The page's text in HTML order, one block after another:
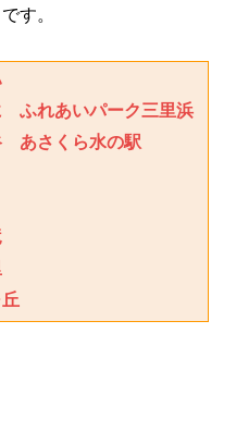
す。
れあいパーク三里浜
さくら水の駅